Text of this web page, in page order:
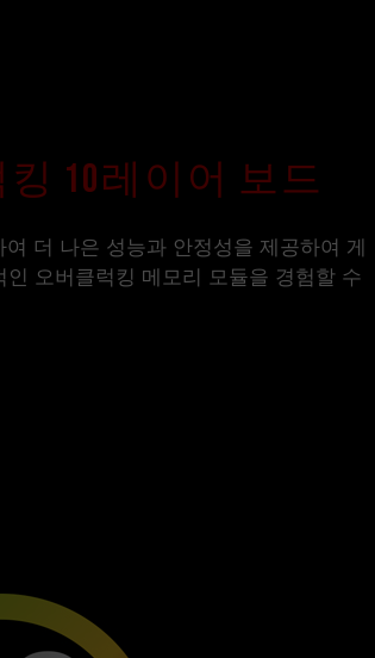
10레이어 보드
더 나은 성능과 안정성을 제공하여 게
오버클럭킹 메모리 모듈을 경험할 수